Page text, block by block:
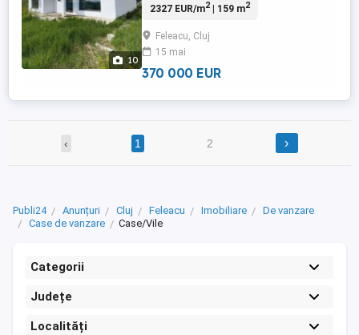
10
construita din caramida, pe fundatie din
la care se adauga 30 mp destinati unui
spatiu de relaxare sau depozitare.
Suprafata terenului este ...
2327 EUR/m2| 159 m2
Feleacu, Cluj
15 mai
370 000 EUR
‹ 1 2 ›
Publi24 Anunțuri Cluj Feleacu Imobiliare
De vanzare
Case de vanzare
Case/Vile
Categorii
Județe
Localități